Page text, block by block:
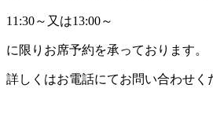
11:30～又は13:00～
に限りお席予約を承っております。
詳しくはお電話にてお問い合わせく